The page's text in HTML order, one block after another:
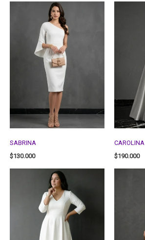
SABRINA
$130.000
CAROLINA
$190.000